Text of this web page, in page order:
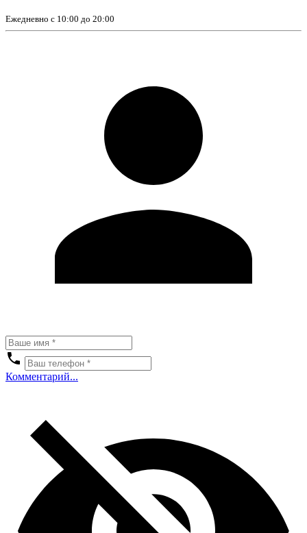
Ежедневно с 10:00 до 20:00
Комментарий...